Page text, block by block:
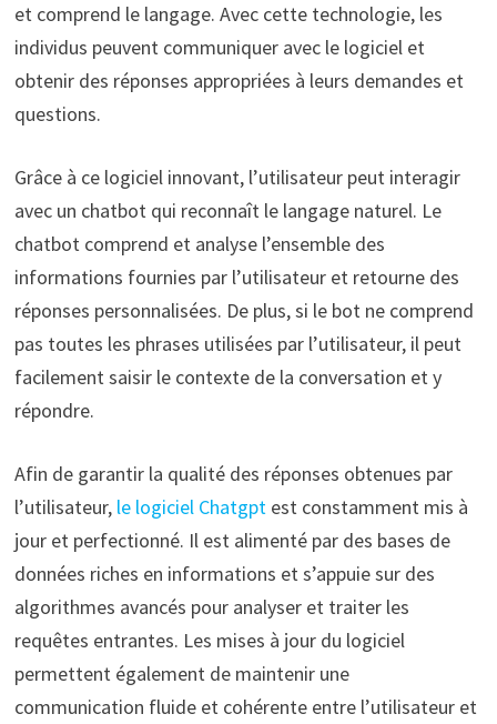
et comprend le langage. Avec cette technologie, les
individus peuvent communiquer avec le logiciel et
obtenir des réponses appropriées à leurs demandes et
questions.
Grâce à ce logiciel innovant, l’utilisateur peut interagir
avec un chatbot qui reconnaît le langage naturel. Le
chatbot comprend et analyse l’ensemble des
informations fournies par l’utilisateur et retourne des
réponses personnalisées. De plus, si le bot ne comprend
pas toutes les phrases utilisées par l’utilisateur, il peut
facilement saisir le contexte de la conversation et y
répondre.
Afin de garantir la qualité des réponses obtenues par
l’utilisateur, le logiciel Chatgpt est constamment mis à
jour et perfectionné. Il est alimenté par des bases de
données riches en informations et s’appuie sur des
algorithmes avancés pour analyser et traiter les
requêtes entrantes. Les mises à jour du logiciel
permettent également de maintenir une
communication fluide et cohérente entre l’utilisateur et